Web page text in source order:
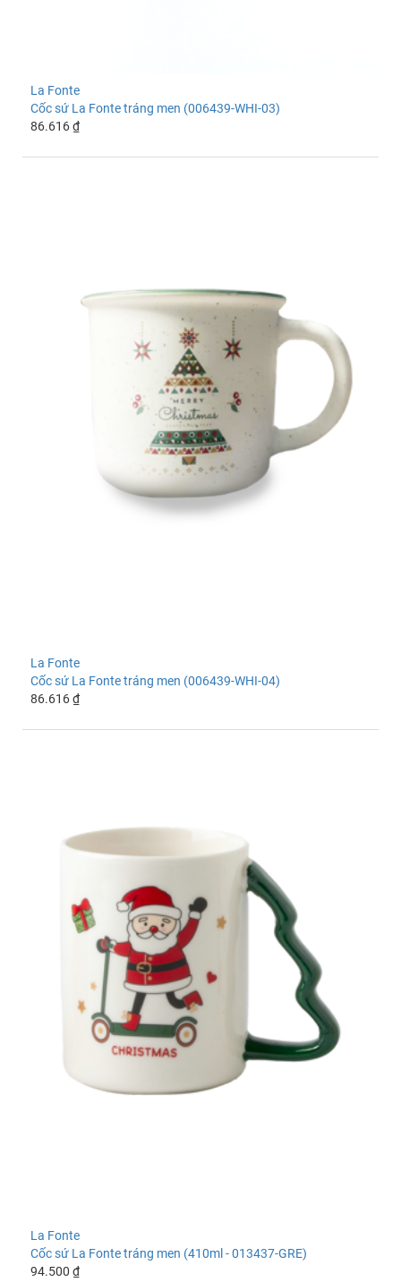
La Fonte
Cốc sứ La Fonte tráng men (006439-WHI-03)
86.616 ₫
La Fonte
Cốc sứ La Fonte tráng men (006439-WHI-04)
86.616 ₫
La Fonte
Cốc sứ La Fonte tráng men (410ml - 013437-GRE)
94.500 ₫